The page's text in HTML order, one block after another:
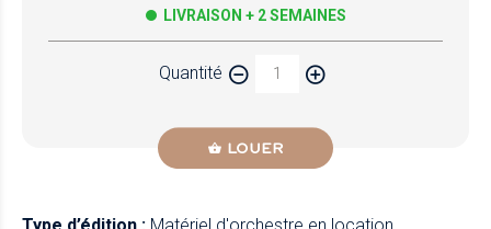
LIVRAISON + 2 SEMAINES
Quantité
LOUER